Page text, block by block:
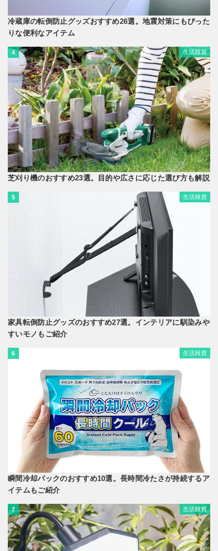
冷蔵庫の転倒防止グッズおすすめ26選。地震対策にもぴった
りな便利なアイテム
4 生活雑貨
芝刈り機のおすすめ23選。目的や広さに応じた選び方も解説
5 生活雑貨
家具転倒防止グッズのおすすめ27選。インテリアに馴染みや
すいモノもご紹介
6 生活雑貨
瞬間冷却パックのおすすめ10選。長時間冷たさが持続するア
イテムもご紹介
7 生活雑貨